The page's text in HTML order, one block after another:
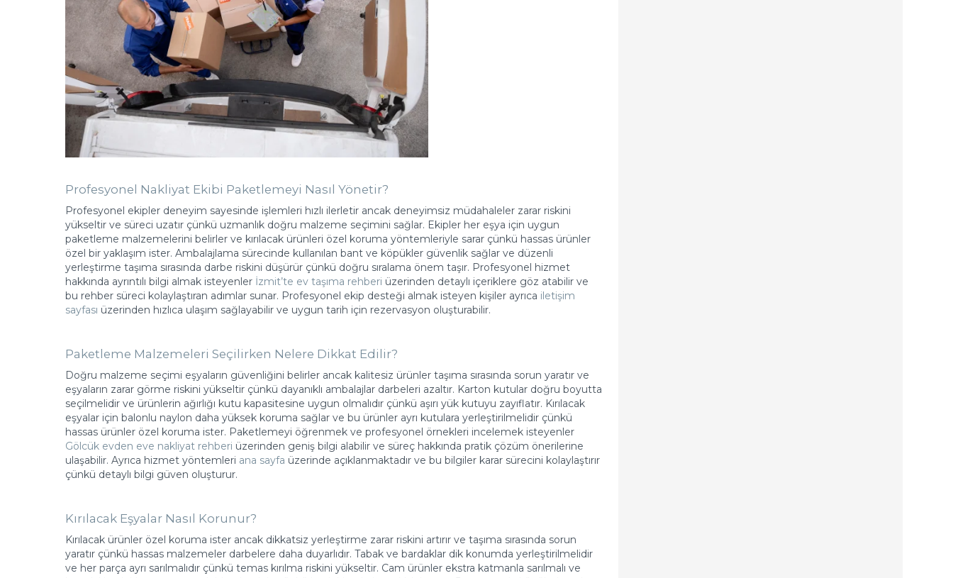
Profesyonel Nakliyat Ekibi Paketlemeyi Nasıl Yönetir?
Profesyonel ekipler deneyim sayesinde işlemleri hızlı ilerletir ancak deneyimsiz müdahaleler zarar riskini
yükseltir ve süreci uzatır çünkü uzmanlık doğru malzeme seçimini sağlar. Ekipler her eşya için uygun
paketleme malzemelerini belirler ve kırılacak ürünleri özel koruma yöntemleriyle sarar çünkü hassas ürünler
özel bir yaklaşım ister. Ambalajlama sürecinde kullanılan bant ve köpükler güvenlik sağlar ve düzenli
yerleştirme taşıma sırasında darbe riskini düşürür çünkü doğru sıralama önem taşır. Profesyonel hizmet
hakkında ayrıntılı bilgi almak isteyenler İzmit’te ev taşıma rehberi üzerinden detaylı içeriklere göz atabilir ve
bu rehber süreci kolaylaştıran adımlar sunar. Profesyonel ekip desteği almak isteyen kişiler ayrıca iletişim
sayfası üzerinden hızlıca ulaşım sağlayabilir ve uygun tarih için rezervasyon oluşturabilir.
Paketleme Malzemeleri Seçilirken Nelere Dikkat Edilir?
Doğru malzeme seçimi eşyaların güvenliğini belirler ancak kalitesiz ürünler taşıma sırasında sorun yaratır ve
eşyaların zarar görme riskini yükseltir çünkü dayanıklı ambalajlar darbeleri azaltır. Karton kutular doğru boyutta
seçilmelidir ve ürünlerin ağırlığı kutu kapasitesine uygun olmalıdır çünkü aşırı yük kutuyu zayıflatır. Kırılacak
eşyalar için balonlu naylon daha yüksek koruma sağlar ve bu ürünler ayrı kutulara yerleştirilmelidir çünkü
hassas ürünler özel koruma ister. Paketlemeyi öğrenmek ve profesyonel örnekleri incelemek isteyenler
Gölcük evden eve nakliyat rehberi üzerinden geniş bilgi alabilir ve süreç hakkında pratik çözüm önerilerine
ulaşabilir. Ayrıca hizmet yöntemleri ana sayfa üzerinde açıklanmaktadır ve bu bilgiler karar sürecini kolaylaştırır
çünkü detaylı bilgi güven oluşturur.
Kırılacak Eşyalar Nasıl Korunur?
Kırılacak ürünler özel koruma ister ancak dikkatsiz yerleştirme zarar riskini artırır ve taşıma sırasında sorun
yaratır çünkü hassas malzemeler darbelere daha duyarlıdır. Tabak ve bardaklar dik konumda yerleştirilmelidir
ve her parça ayrı sarılmalıdır çünkü temas kırılma riskini yükseltir. Cam ürünler ekstra katmanla sarılmalı ve